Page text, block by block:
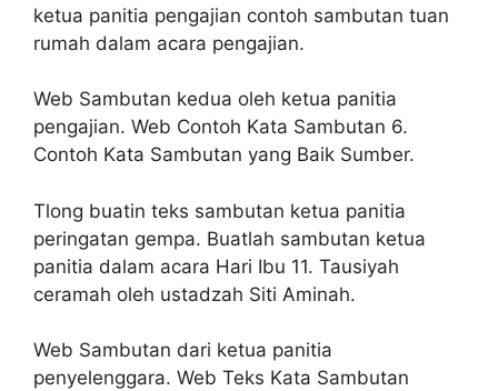
ketua panitia pengajian contoh sambutan tuan
rumah dalam acara pengajian.
Web Sambutan kedua oleh ketua panitia
pengajian. Web Contoh Kata Sambutan 6.
Contoh Kata Sambutan yang Baik Sumber.
Tlong buatin teks sambutan ketua panitia
peringatan gempa. Buatlah sambutan ketua
panitia dalam acara Hari Ibu 11. Tausiyah
ceramah oleh ustadzah Siti Aminah.
Web Sambutan dari ketua panitia
penyelenggara. Web Teks Kata Sambutan